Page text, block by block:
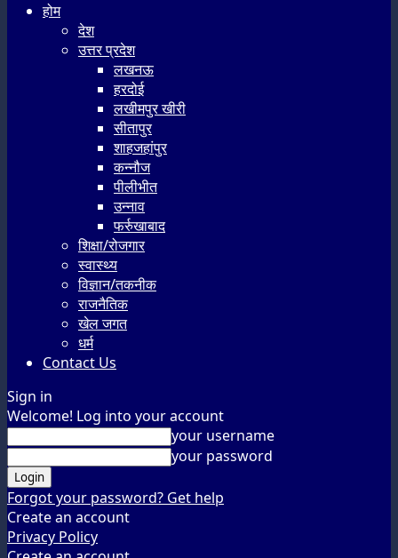
होम
देश
उत्तर प्रदेश
लखनऊ
हरदोई
लखीमपुर खीरी
सीतापुर
शाहजहांपुर
कन्नौज
पीलीभीत
उन्नाव
फर्रुखाबाद
शिक्षा/रोजगार
स्वास्थ्य
विज्ञान/तकनीक
राजनैतिक
खेल जगत
धर्म
Contact Us
Sign in
Welcome! Log into your account
your username
your password
Forgot your password? Get help
Create an account
Privacy Policy